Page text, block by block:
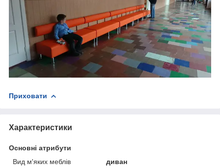
Приховати
Характеристики
Основні атрибути
Вид м'яких меблів
диван